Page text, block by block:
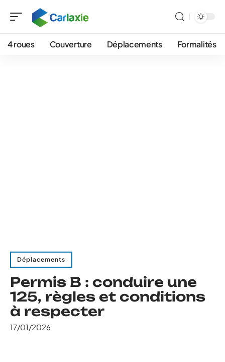
4 roues Couverture Déplacements Formalités
Déplacements
Permis B : conduire une
125, règles et conditions
à respecter
17/01/2026